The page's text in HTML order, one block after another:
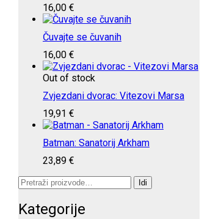
16,00 €
Čuvajte se čuvanih
16,00 €
Out of stock
Zvjezdani dvorac: Vitezovi Marsa
19,91 €
Batman: Sanatorij Arkham
23,89 €
Pretraži:
Idi
Kategorije